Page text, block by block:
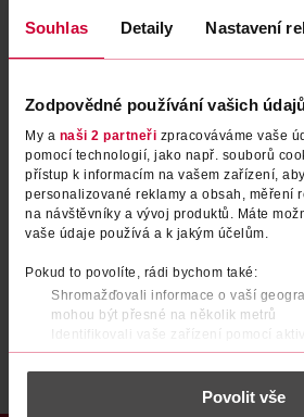
Souhlas Detaily Nastavení
Zodpovědné používání vašich
My a naši 2 partneři zpracováváme vaše
pomocí technologií, jako např. souborů
přístup k informacím na vašem zařízení,
personalizované reklamy a obsah, měření
na návštěvníky a vývoj produktů. Máte
vaše údaje používá a k jakým účelům.
Pokud to povolíte, rádi bychom také:
Shromažďovali informace o vaší
mohou být přesné na několik metrů
Identifikovali vaše zařízení pomocí
konkrétní charakteristiky (otisk prstu)
Zjistěte více o tom, jak zpracováváme
části s podrobnostmi . Svůj
Povolit vše
PŘIHLÁSIT SE
Po registraci se stáváte členem ROSSMANN CLUBu a můžete